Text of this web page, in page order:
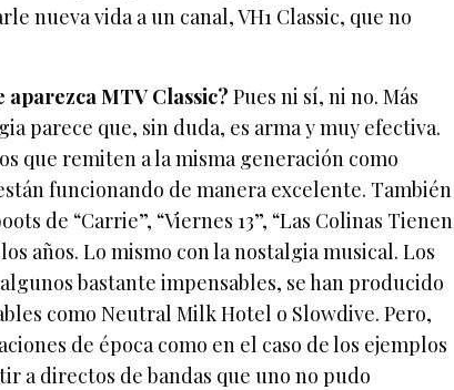
nueva vida a un canal, VH1 Classic, que no
aparezca MTV Classic? Pues ni sí, ni no. Más
parece que, sin duda, es arma y muy efectiva.
que remiten a la misma generación como
funcionando de manera excelente. También
de “Carrie”, “Viernes 13”, “Las Colinas Tienen
años. Lo mismo con la nostalgia musical. Los
bastante impensables, se han producido
como Neutral Milk Hotel o Slowdive. Pero,
de época como en el caso de los ejemplos
a directos de bandas que uno no pudo